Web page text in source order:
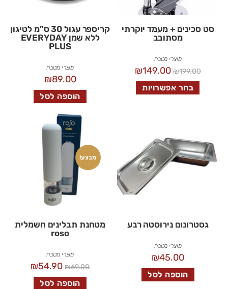
סט סכינים + מעמד יוקרתי
מסתובב
מוצרי מטבח
₪199.00
₪149.00
בחר אפשרויות
קריספר עגול 30 ס”מ לטיגון
ללא שמן EVERYDAY
PLUS
מוצרי מטבח
₪89.00
הוספה לסל
גסטרונום נירוסטה רבע
מוצרי מטבח
₪45.00
הוספה לסל
מבצע!
מטחנת תבלינים חשמלית
roso
מוצרי מטבח
₪69.00
₪54.90
הוספה לסל